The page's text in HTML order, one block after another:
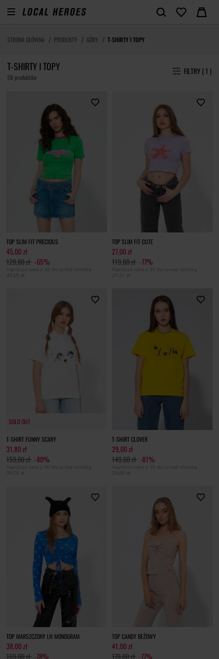
STRONA GŁÓWNA PRODUKTY GÓRY T-SHIRTY I TOPY
T-SHIRTY I TOPY
58 produktów
FILTRY ( 1 )
TOP SLIM FIT PRECIOUS
45,00 zł
129,00 zł -65%
Najniższa cena z 30 dni przed obniżką
45,15 zł
TOP SLIM FIT CUTE
27,00 zł
119,00 zł -77%
Najniższa cena z 30 dni przed obniżką
27,37 zł
SOLD OUT
SOLD OUT
T-SHIRT FUNNY SCARY
31,80 zł
159,00 zł -80%
Najniższa cena z 30 dni przed obniżką
39,75 zł
T-SHIRT CLOVER
29,00 zł
149,00 zł -81%
Najniższa cena z 30 dni przed obniżką
29,80 zł
TOP MARSZCZONY LH MONOGRAM
38,00 zł
169,00 zł -78%
TOP CANDY BEŻOWY
41,00 zł
179,00 zł -77%